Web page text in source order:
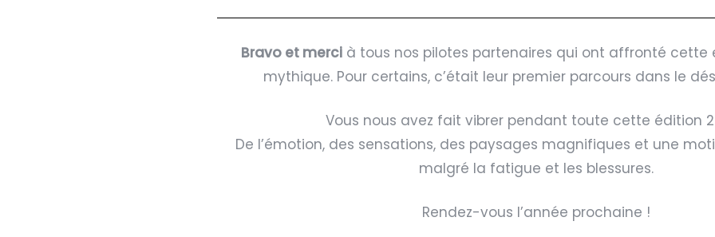
Bravo et mercià tous nos pilotes partenaires qui ont affronté cette
mythique. Pour certains, c’était leur premier parcours dans le
Vous nous avez fait vibrer pendant toute cette édition
De l’émotion, des sensations, des paysages magnifiques et une
malgré la fatigue et les blessures.
Rendez-vous l’année prochaine !